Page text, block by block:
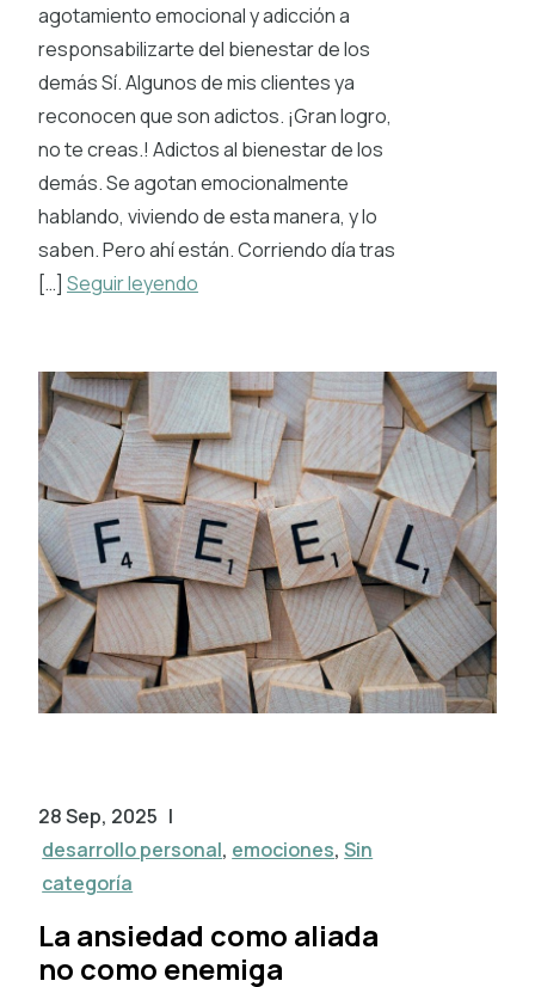
agotamiento emocional y adicción a
responsabilizarte del bienestar de los
demás Sí. Algunos de mis clientes ya
reconocen que son adictos. ¡Gran logro,
no te creas.! Adictos al bienestar de los
demás. Se agotan emocionalmente
hablando, viviendo de esta manera, y lo
saben. Pero ahí están. Corriendo día tras
[…] Seguir leyendo
28 Sep, 2025 |
desarrollo personal, emociones,Sin
categoría
La ansiedad como aliada
no como enemiga